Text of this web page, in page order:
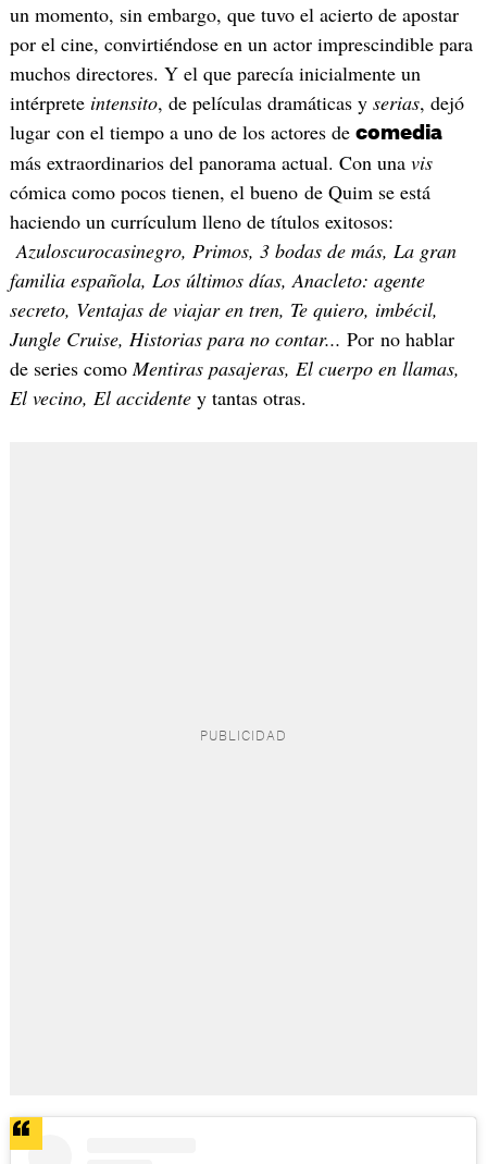
un momento, sin embargo, que tuvo el acierto de apostar
por el cine, convirtiéndose en un actor imprescindible para
muchos directores. Y el que parecía inicialmente un
intérprete intensito, de películas dramáticas y serias, dejó
lugar con el tiempo a uno de los actores de comedia
más extraordinarios del panorama actual. Con una vis
cómica como pocos tienen, el bueno de Quim se está
haciendo un currículum lleno de títulos exitosos:
Azuloscurocasinegro, Primos, 3 bodas de más, La gran
familia española, Los últimos días, Anacleto: agente
secreto, Ventajas de viajar en tren, Te quiero, imbécil,
Jungle Cruise, Historias para no contar... Por no hablar
de series comoMentiras pasajeras, El cuerpo en llamas,
El vecino, El accidentey tantas otras.